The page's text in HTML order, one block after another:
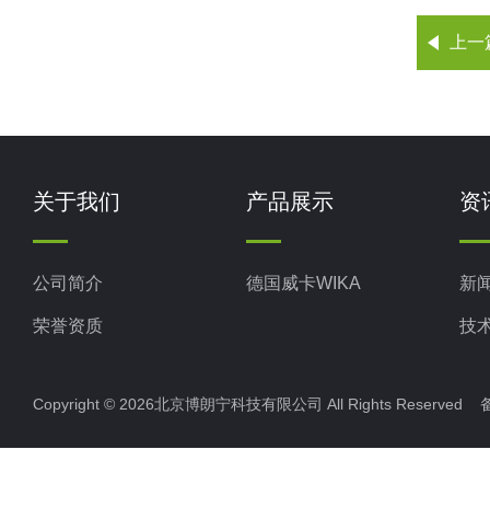
上
关于我们
公司简介
荣誉资质
产品展示
德国威卡WIKA
资
新
技
Copyright © 2026北京博朗宁科技有限公司 All Rights Reserved